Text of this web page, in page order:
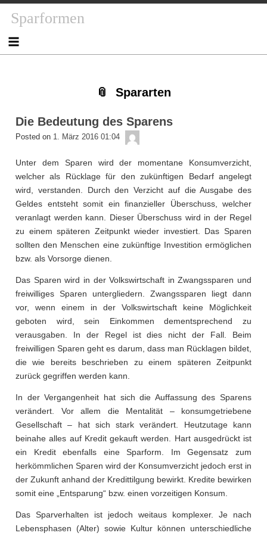
Sparformen
Spararten
Die Bedeutung des Sparens
Posted on 1. März 2016 01:04
Unter dem Sparen wird der momentane Konsumverzicht,
welcher als Rücklage für den zukünftigen Bedarf angelegt
wird, verstanden. Durch den Verzicht auf die Ausgabe des
Geldes entsteht somit ein finanzieller Überschuss, welcher
veranlagt werden kann. Dieser Überschuss wird in der Regel
zu einem späteren Zeitpunkt wieder investiert. Das Sparen
sollten den Menschen eine zukünftige Investition ermöglichen
bzw. als Vorsorge dienen.
Das Sparen wird in der Volkswirtschaft in Zwangssparen und
freiwilliges Sparen untergliedern. Zwangssparen liegt dann
vor, wenn einem in der Volkswirtschaft keine Möglichkeit
geboten wird, sein Einkommen dementsprechend zu
verausgaben. In der Regel ist dies nicht der Fall. Beim
freiwilligen Sparen geht es darum, dass man Rücklagen bildet,
die wie bereits beschrieben zu einem späteren Zeitpunkt
zurück gegriffen werden kann.
In der Vergangenheit hat sich die Auffassung des Sparens
verändert. Vor allem die Mentalität – konsumgetriebene
Gesellschaft – hat sich stark verändert. Heutzutage kann
beinahe alles auf Kredit gekauft werden. Hart ausgedrückt ist
ein Kredit ebenfalls eine Sparform. Im Gegensatz zum
herkömmlichen Sparen wird der Konsumverzicht jedoch erst in
der Zukunft anhand der Kredittilgung bewirkt. Kredite bewirken
somit eine „Entsparung“ bzw. einen vorzeitigen Konsum.
Das Sparverhalten ist jedoch weitaus komplexer. Je nach
Lebensphasen (Alter) sowie Kultur können unterschiedliche